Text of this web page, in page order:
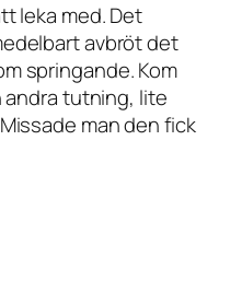
leka med. Det
avbröt det
springande. Kom
andra tutning, lite
man den fick